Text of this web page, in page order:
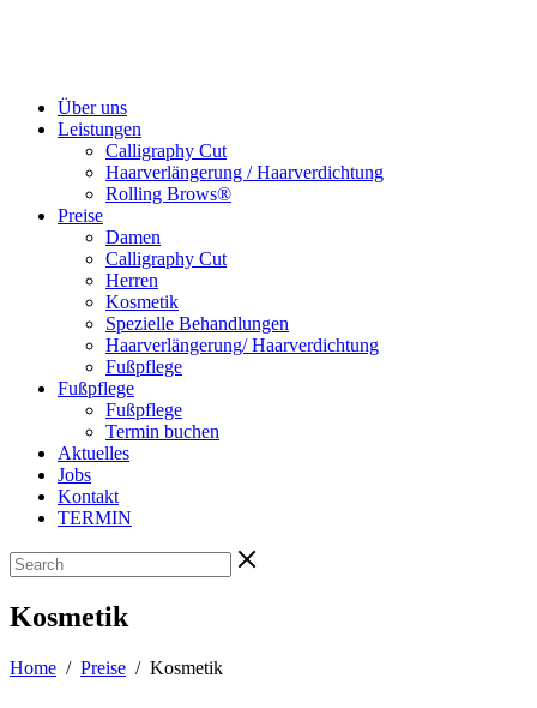
Über uns
Leistungen
Calligraphy Cut
Haarverlängerung / Haarverdichtung
Rolling Brows®
Preise
Damen
Calligraphy Cut
Herren
Kosmetik
Spezielle Behandlungen
Haarverlängerung/ Haarverdichtung
Fußpflege
Fußpflege
Fußpflege
Termin buchen
Aktuelles
Jobs
Kontakt
TERMIN
Kosmetik
Home / Preise / Kosmetik